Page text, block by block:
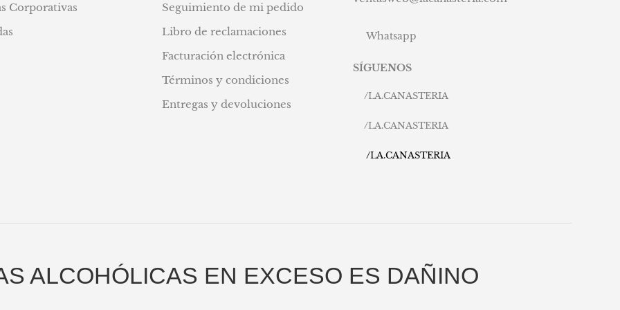
Corporativas
Seguimiento de mi pedido
Libro de reclamaciones
Facturación electrónica
Términos y condiciones
Entregas y devoluciones
Whatsapp
SÍGUENOS
/LA.CANASTERIA
/LA.CANASTERIA
/LA.CANASTERIA
ALCOHÓLICAS EN EXCESO ES DAÑINO